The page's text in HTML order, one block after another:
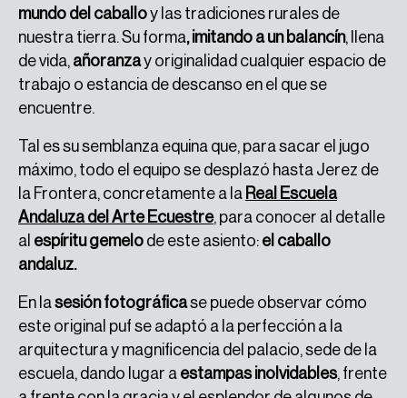
mundo del caballoy las tradiciones rurales de
nuestra tierra. Su forma, imitando a un balancín, llena
de vida, añoranzay originalidad cualquier espacio de
trabajo o estancia de descanso en el que se
encuentre.
Tal es su semblanza equina que, para sacar el jugo
máximo, todo el equipo se desplazó hasta Jerez de
la Frontera, concretamente a la Real Escuela
Andaluza del Arte Ecuestre, para conocer al detalle
al espíritu gemelo de este asiento: el caballo
andaluz.
En lasesión fotográficase puede observar cómo
este original puf se adaptó a la perfección a la
arquitectura y magnificencia del palacio, sede de la
escuela, dando lugar a estampas inolvidables, frente